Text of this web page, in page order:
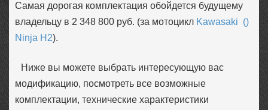
Самая дорогая комплектация обойдется будущему
владельцу в 2 348 800 руб. (за мотоцикл Kawasaki ()
Ninja H2).
Ниже вы можете выбрать интересующую вас
модификацию, посмотреть все возможные
комплектации, технические характеристики